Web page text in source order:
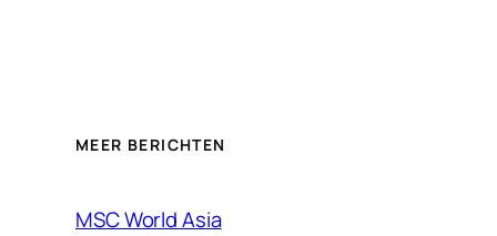
MEER BERICHTEN
MSC World Asia